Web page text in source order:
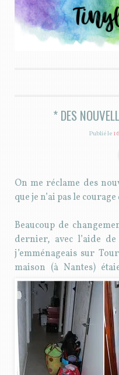
Tiny la
ALLER AU CONTENU PRINCIPAL
* DES
Publié le
On me réclame des
que je n’ai pas le
Beaucoup de
dernier, avec l’aide
j’emménageais sur
maison (à Nantes)